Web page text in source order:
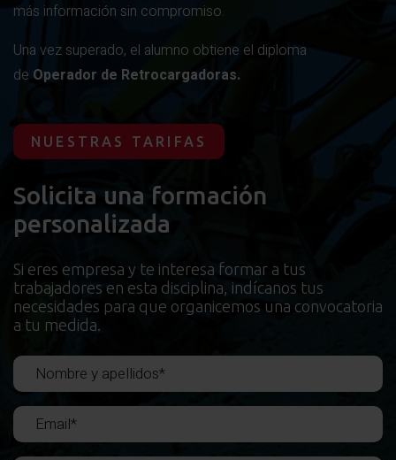
más información sin compromiso.
Una vez superado, el alumno obtiene el diploma
de Operador de Retrocargadoras.
NUESTRAS TARIFAS
Solicita una formación
personalizada
Si eres empresa y te interesa formar a tus
trabajadores en esta disciplina, indícanos tus
necesidades para que organicemos una convocatoria
a tu medida.